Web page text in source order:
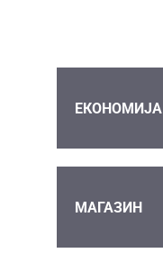
ЕКОНОМИЈА
МАГАЗИН